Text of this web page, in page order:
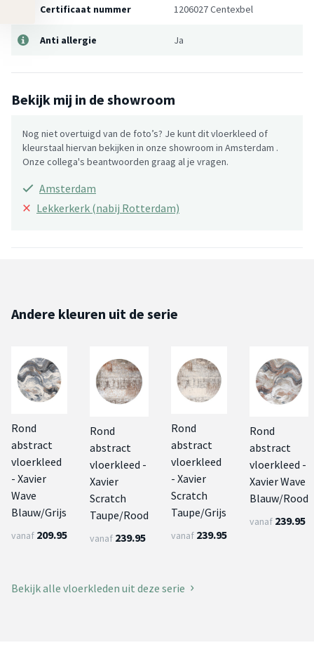
Certificaat nummer 1206027 Centexbel
Anti allergie Ja
Bekijk mij in de showroom
Nog niet overtuigd van de foto’s? Je kunt dit vloerkleed of
kleurstaal hiervan bekijken in onze showroom in Amsterdam .
Onze collega's beantwoorden graag al je vragen.
Amsterdam
× Lekkerkerk (nabij Rotterdam)
Andere kleuren uit de serie
Rond
abstract
vloerkleed
- Xavier
Wave
Blauw/Grijs
vanaf 209.95
Rond
abstract
vloerkleed -
Xavier
Scratch
Taupe/Rood
vanaf 239.95
Rond
abstract
vloerkleed
- Xavier
Scratch
Taupe/Grijs
vanaf 239.95
Rond
abstract
vloerkleed -
Xavier Wave
Blauw/Rood
vanaf 239.95
Bekijk alle vloerkleden uit deze serie